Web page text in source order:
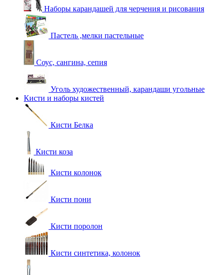
Наборы карандашей для черчения и рисования
Пастель ,мелки пастельные
Соус, сангина, сепия
Уголь художественный, карандаши угольные
Кисти и наборы кистей
Кисти Белка
Кисти коза
Кисти колонок
Кисти пони
Кисти поролон
Кисти синтетика, колонок